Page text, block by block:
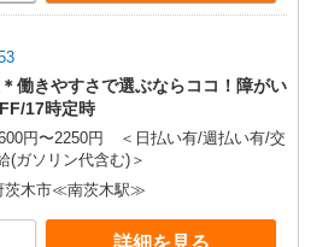
働きやすさで選ぶならココ！障がい
17時定時
円〜2250円 ＜日払い有/週払い有/交
(ガソリン代含む)＞
茨木市≪南茨木駅≫
詳細を見る